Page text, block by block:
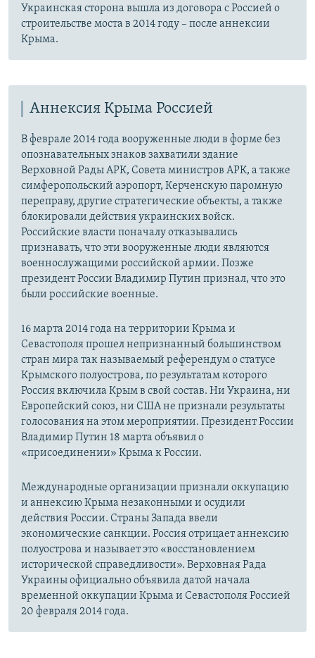
Украинская сторона вышла из договора с Россией о
строительстве моста в 2014 году – после аннексии
Крыма.
Аннексия Крыма Россией
В феврале 2014 года вооруженные люди в форме без
опознавательных знаков захватили здание
Верховной Рады АРК, Совета министров АРК, а также
симферопольский аэропорт, Керченскую паромную
переправу, другие стратегические объекты, а также
блокировали действия украинских войск.
Российские власти поначалу отказывались
признавать, что эти вооруженные люди являются
военнослужащими российской армии. Позже
президент России Владимир Путин признал, что это
были российские военные.
16 марта 2014 года на территории Крыма и
Севастополя прошел непризнанный большинством
стран мира так называемый референдум о статусе
Крымского полуострова, по результатам которого
Россия включила Крым в свой состав. Ни Украина, ни
Европейский союз, ни США не признали результаты
голосования на этом мероприятии. Президент России
Владимир Путин 18 марта объявил о
«присоединении» Крыма к России.
Международные организации признали оккупацию
и аннексию Крыма незаконными и осудили
действия России. Страны Запада ввели
экономические санкции. Россия отрицает аннексию
полуострова и называет это «восстановлением
исторической справедливости». Верховная Рада
Украины официально объявила датой начала
временной оккупации Крыма и Севастополя Россией
20 февраля 2014 года.